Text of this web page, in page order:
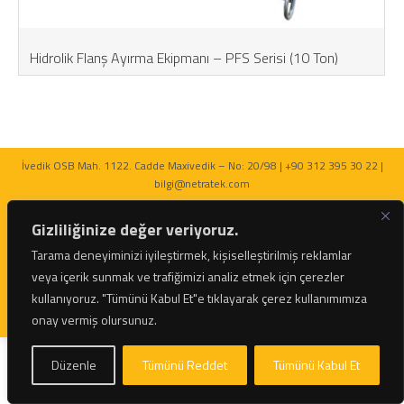
Gizliliğinize değer veriyoruz.
Tarama deneyiminizi iyileştirmek, kişiselleştirilmiş reklamlar
veya içerik sunmak ve trafiğimizi analiz etmek için çerezler
kullanıyoruz. "Tümünü Kabul Et"e tıklayarak çerez kullanımımıza
onay vermiş olursunuz.
Düzenle Tümünü Reddet Tümünü Kabul Et
Hidrolik Flanş Ayırma Ekipmanı – PFS Serisi (10 Ton)
İvedik OSB Mah. 1122. Cadde Maxivedik – No: 20/98 | +90 312 395 30 22 |
bilgi@netratek.com
© 2026 Netratek - Tork Anahtarları ve Hidrolik Krikolar Tüm Hakları Saklıdır.